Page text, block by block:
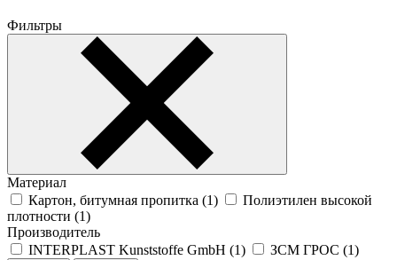
Фильтры
Материал
Картон, битумная пропитка (1)
Полиэтилен высокой
плотности (1)
Производитель
INTERPLAST Kunststoffe GmbH (1) ЗСМ ГРОС (1)